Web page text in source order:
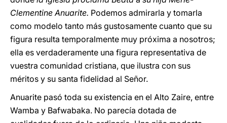
Clementine Anuarite. Podemos admirarla y tomarla
como modelo tanto más gustosamente cuanto que su
figura resulta temporalmente muy próxima a nosotros;
ella es verdaderamente una figura representativa de
vuestra comunidad cristiana, que ilustra con sus
méritos y su santa fidelidad al Señor.
Anuarite pasó toda su existencia en el Alto Zaire, entre
Wamba y Bafwabaka. No parecía dotada de